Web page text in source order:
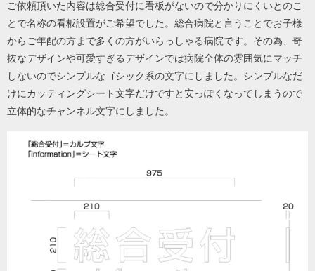
ご依頼頂いた内容は総合受付に看板がないので分かりにくいとのこ
とで名称の看板設置がご希望でした。総合病院と言うことでお子様
からご年配の方まで多くの方がいらっしゃる病院です。その為、奇
抜なデザインや可愛すぎるデザインでは病院全体の雰囲気にマッチ
しないのでシンプルなゴシック系の文字にしました。シンプルなだ
けにカッティングシート文字だけですと安っぽくなってしまうので
立体的なチャンネル文字にしました。